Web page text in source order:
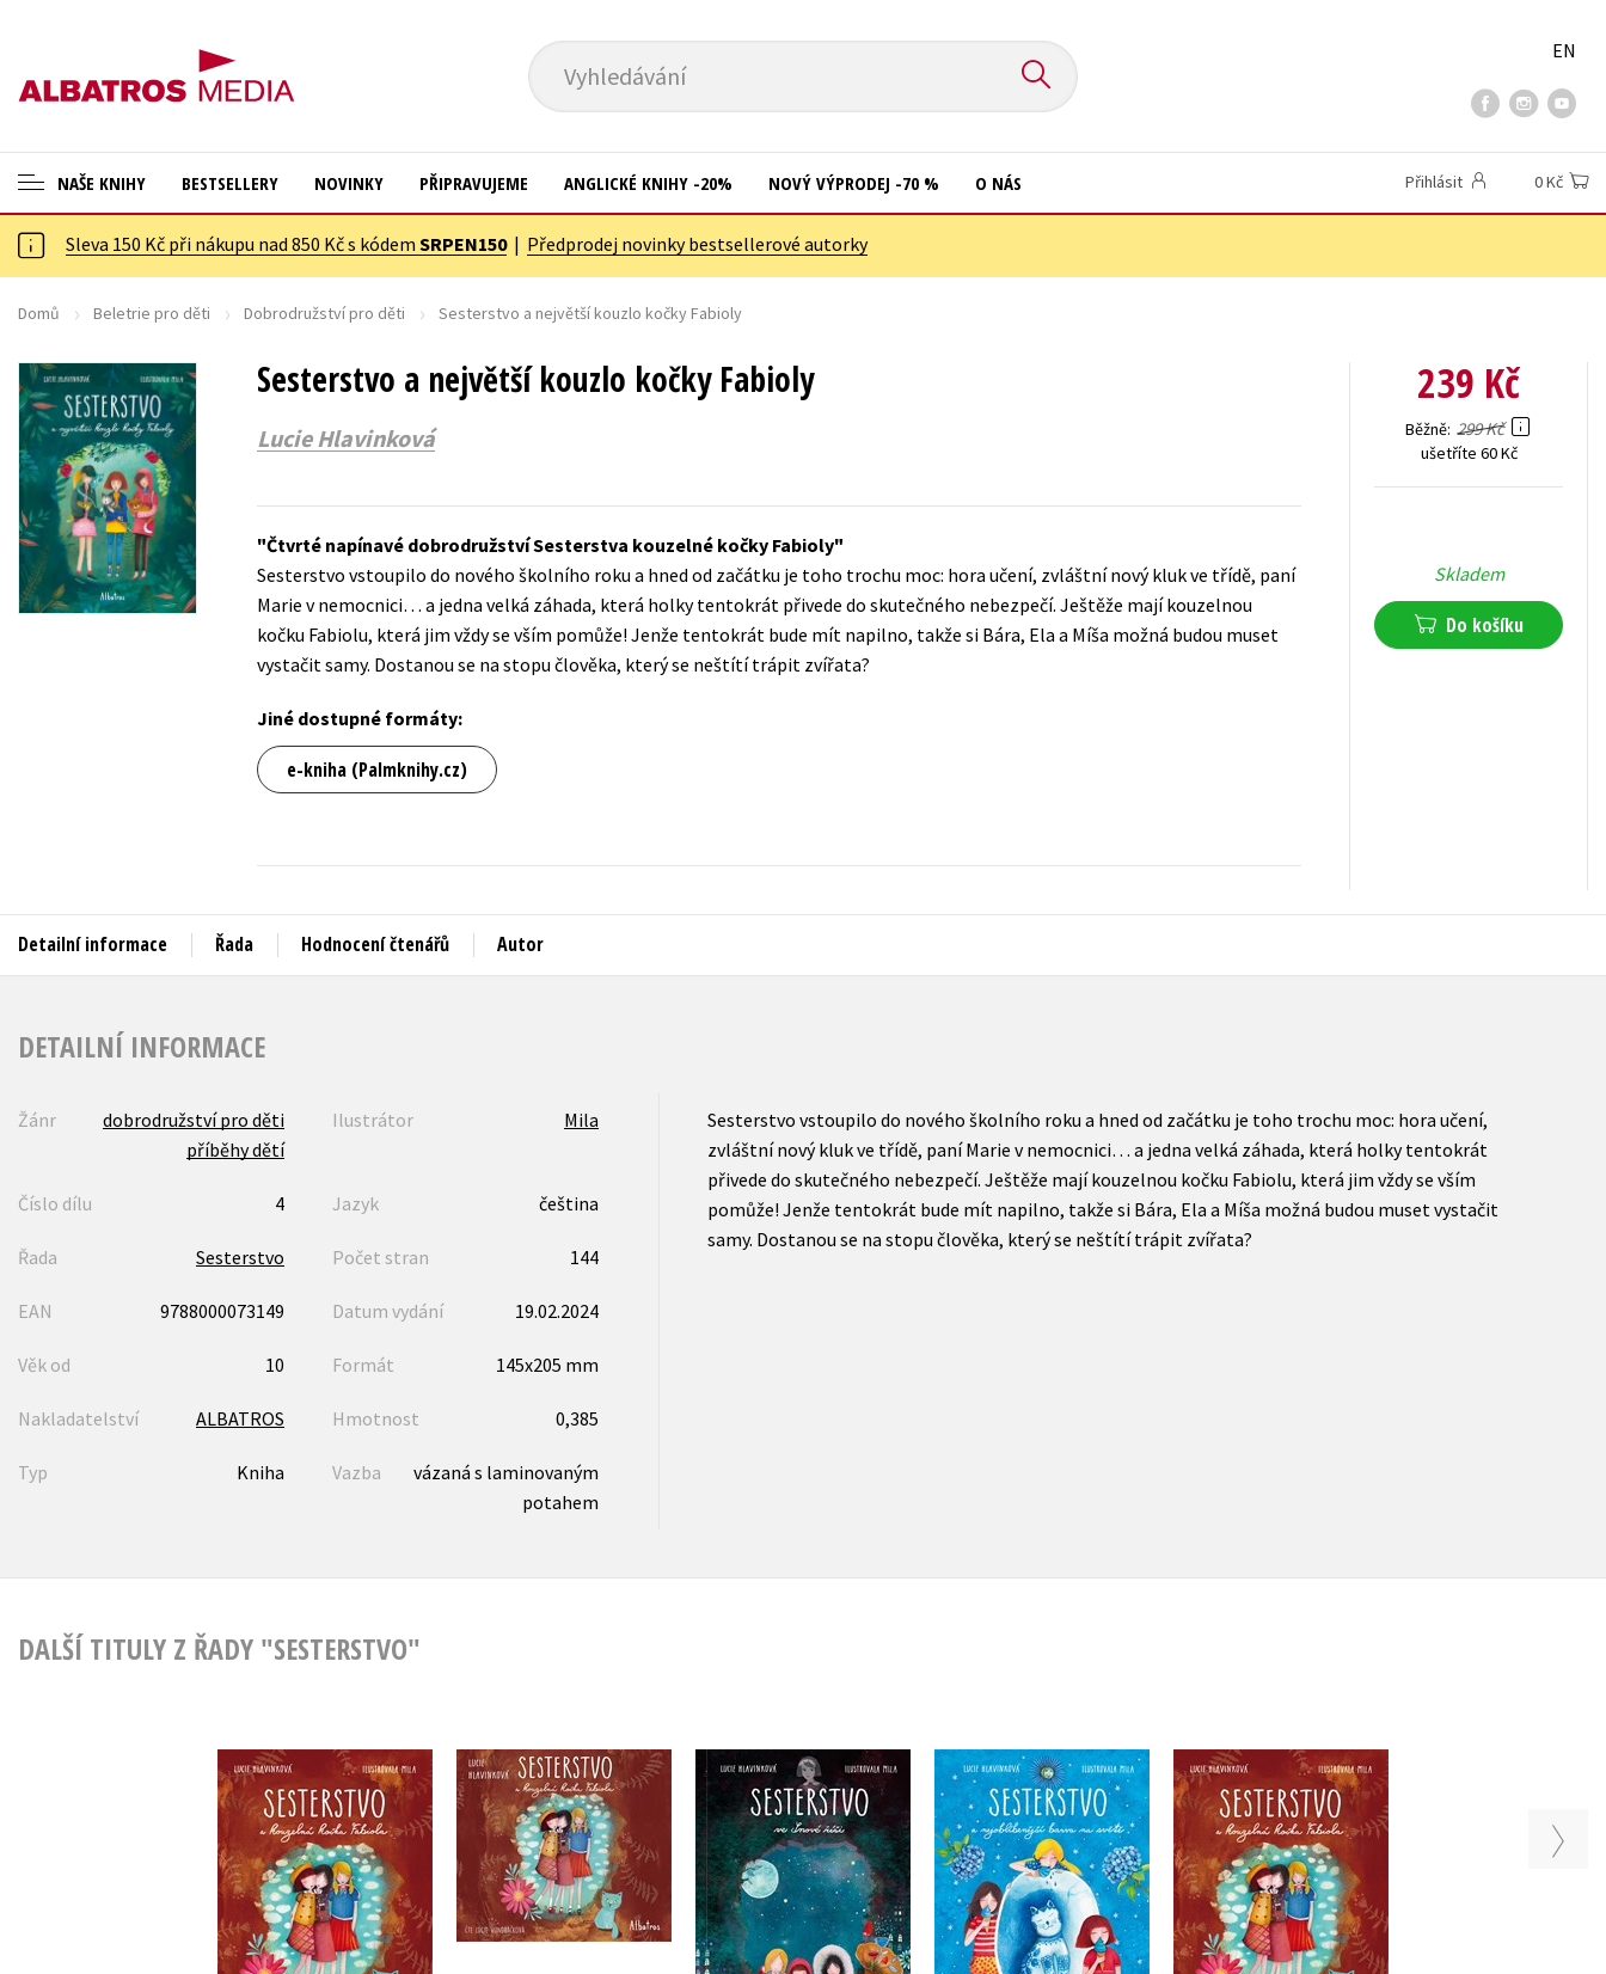
Vyhledávání
EN
NAŠE KNIHY
ANGLICKÉ KNIHY -20 %
NOVÝ VÝPRODEJ -70 %
ASTERIX S DÁRKEM
🎁DÁRKOVÉ PUBLIKACE
✉️ DÁRKOVÉ POUKAZY
Auto - moto
Beletrie pro děti
Cestování
Dárkové publikace
Digitální fotografie
Esoterika a duchovní svět
Hobby
Jazyky
Kariéra a osobní rozvoj
Komiks
Kuchařky
New Adult
Populárně - naučná pro dospělé
Populárně - naučné pro děti
Předškoláci
Příroda a zahrada
Young adult (SK)
Zahraniční literatura
BESTSELLERY NOVINKY PŘIPRAVUJEME ANGLICKÉ KNIHY -20% NOVÝ VÝPRODEJ -70 % O NÁS Přihlásit 0 Kč
Sleva 150 Kč při nákupu nad 850 Kč s kódem SRPEN150| Předprodej novinky bestsellerové autorky
Domů Beletrie pro děti Dobrodružství pro děti Sesterstvo a největší kouzlo kočky Fabioly
Sesterstvo a největší kouzlo kočky Fabioly
Lucie Hlavinková
Čtvrté napínavé dobrodružství Sesterstva kouzelné kočky Fabioly
Sesterstvo vstoupilo do nového školního roku a hned od začátku je toho trochu moc: hora učení, zvláštní nový kluk ve třídě, paní
Marie v nemocnici… a jedna velká záhada, která holky tentokrát přivede do skutečného nebezpečí. Ještěže mají kouzelnou
kočku Fabiolu, která jim vždy se vším pomůže! Jenže tentokrát bude mít napilno, takže si Bára, Ela a Míša možná budou muset
vystačit samy. Dostanou se na stopu člověka, který se neštítí trápit zvířata?
Jiné dostupné formáty:
e-kniha (Palmknihy.cz)
239 Kč
Běžně 299 Kč
ušetříte 60 Kč
Skladem
Do košíku
Detailní informace Řada Hodnocení čtenářů Autor
DETAILNÍ INFORMACE
Žánr
dobrodružství pro děti
příběhy dětí
Ilustrátor Mila
Číslo dílu 4 Jazyk čeština
Řada Sesterstvo Počet stran 144
EAN 9788000073149 Datum vydání 19.02.2024
Věk od 10 Formát 145x205 mm
Nakladatelství ALBATROS Hmotnost 0,385
Typ Kniha Vazba
vázaná s laminovaným
potahem
Sesterstvo vstoupilo do nového školního roku a hned od začátku je toho trochu moc: hora učení,
zvláštní nový kluk ve třídě, paní Marie v nemocnici… a jedna velká záhada, která holky tentokrát
přivede do skutečného nebezpečí. Ještěže mají kouzelnou kočku Fabiolu, která jim vždy se vším
pomůže! Jenže tentokrát bude mít napilno, takže si Bára, Ela a Míša možná budou muset vystačit
samy. Dostanou se na stopu člověka, který se neštítí trápit zvířata?
DALŠÍ TITULY Z ŘADY "SESTERSTVO"
Sesterstvo a kouzelná
kočka Fabiola
Lucie Hlavinková
Sesterstvo a kouzelná
kočka Fabiola
(audiokniha)
Lucie Hlavinková
Sesterstvo ve Snové
říši
Lucie Hlavinková
Sesterstvo a
nejoblíbenější barva na
světě
Lucie Hlavinková
Sesterstvo a kouzelná
kočka Fabiola
Lucie Hlavinková
Lucie Hlavinková